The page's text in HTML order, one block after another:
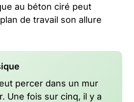
au béton ciré peut
de travail son allure
percer dans un mur
Une fois sur cinq, il y a